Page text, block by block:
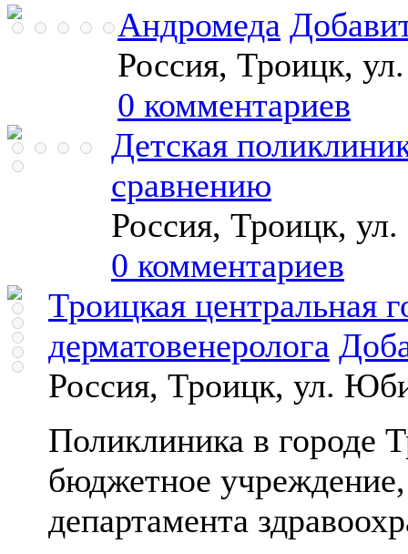
Андромеда
Россия, Троицк,
0 комментариев
Детская
сравнению
Россия, Троицк,
0 комментариев
Троицкая центральная
дерматовенеролога
Россия, Троицк, ул.
Поликлиника в городе
бюджетное учреждение,
департамента